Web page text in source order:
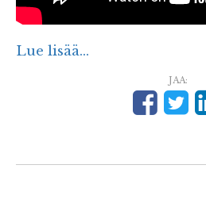
Lue lisää...
JAA: